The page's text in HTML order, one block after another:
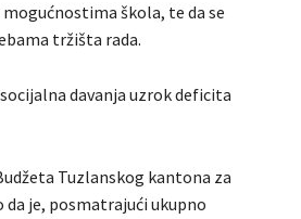
škola, te da se
tržišta rada.
davanja uzrok deficita
Tuzlanskog kantona za
da je, posmatrajući ukupno